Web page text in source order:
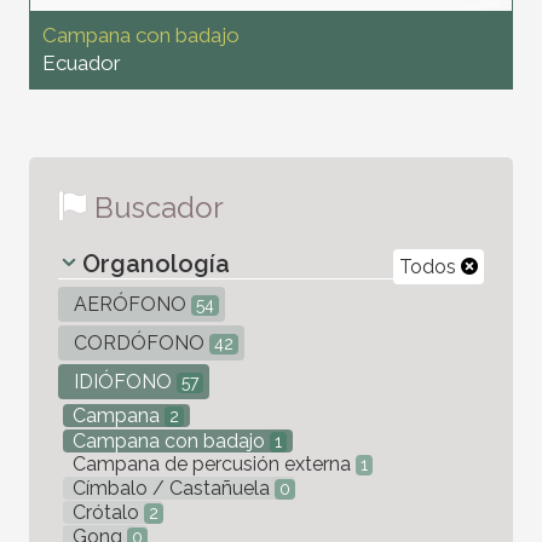
Campana con badajo
Ecuador
Buscador
Todos
Organología
AERÓFONO 54
CORDÓFONO 42
IDIÓFONO 57
Campana 2
Campana con badajo 1
Campana de percusión externa 1
Címbalo / Castañuela 0
Crótalo 2
Gong 0